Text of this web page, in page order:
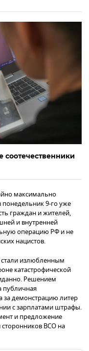
соотечественники
максимально
понедельник 9-го уже
граждан и жителей,
и внутренней
операцию РФ и не
нацистов.
стали излюбленным
катастрофической
Решением
публичная
за демонстрацию литер
с зарплатами штрафы.
и предложение
ВСО на